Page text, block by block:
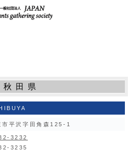
秋田県
市平沢字田角森125-1
3232
3235